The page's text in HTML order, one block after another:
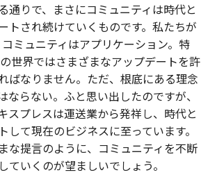
りで、まさにコミュニティは時代と
トされ続けていくものです。私たちが
ミュニティはアプリケーション。特
世界ではさまざまなアップデートを許
ばなりません。ただ、根底にある理念
ならない。ふと思い出したのですが、
スプレスは運送業から発祥し、時代と
して現在のビジネスに至っています。
な提言のように、コミュニティを不断
ていくのが望ましいでしょう。